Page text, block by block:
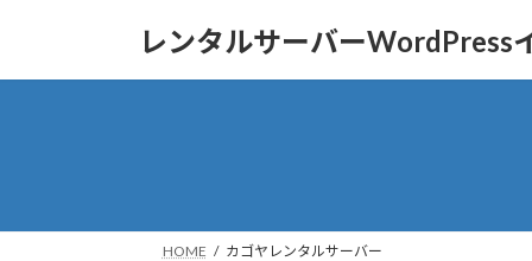
レンタルサーバーWordPress
HOME カゴヤレンタルサーバー